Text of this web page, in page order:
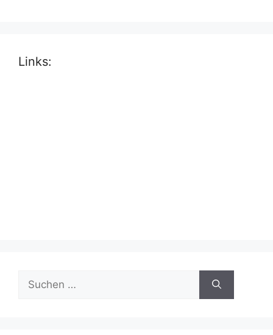
Links:
Suche
nach: